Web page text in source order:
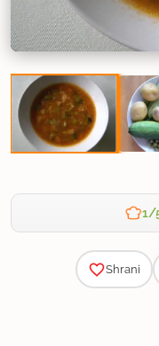
1/
Shrani